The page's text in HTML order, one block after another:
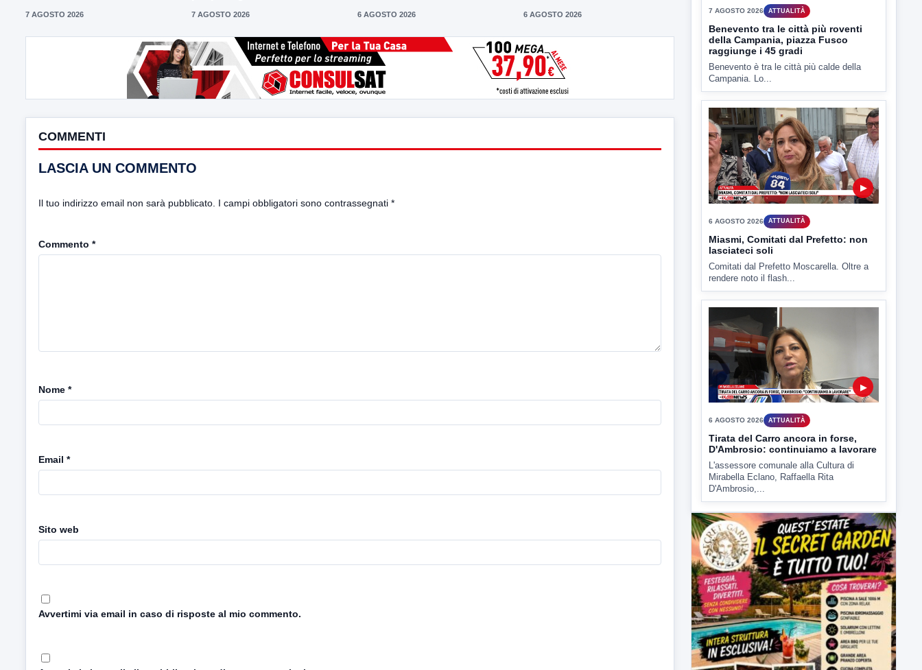
7 AGOSTO 2026 7 AGOSTO 2026 6 AGOSTO 2026 6 AGOSTO 2026
COMMENTI
LASCIA UN COMMENTO
Il tuo indirizzo email non sarà pubblicato. I campi obbligatori sono contrassegnati *
Commento *
Nome *
Email *
Sito web
Avvertimi via email in caso di risposte al mio commento.
Benevento è tra le città più calde della
Campania. Lo...
▶
6 AGOSTO 2026 ATTUALITÀ
Miasmi, Comitati dal Prefetto: non
lasciateci soli
Comitati dal Prefetto Moscarella. Oltre a
rendere noto il flash...
6 AGOSTO 2026 ATTUALITÀ
Tirata del Carro ancora in forse,
D'Ambrosio: continuiamo a lavorare
L'assessore comunale alla Cultura di
Mirabella Eclano, Raffaella Rita
D'Ambrosio,...